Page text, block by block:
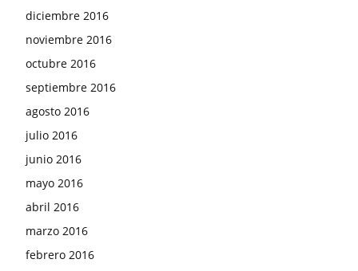
diciembre 2016
noviembre 2016
octubre 2016
septiembre 2016
agosto 2016
julio 2016
junio 2016
mayo 2016
abril 2016
marzo 2016
febrero 2016